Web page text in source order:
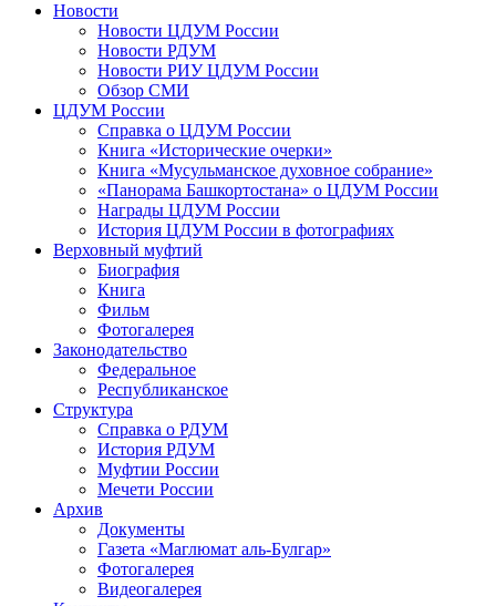
Новости
Новости ЦДУМ России
Новости РДУМ
Новости РИУ ЦДУМ России
Обзор СМИ
ЦДУМ России
Справка о ЦДУМ России
Книга «Исторические очерки»
Книга «Мусульманское духовное собрание»
«Панорама Башкортостана» о ЦДУМ России
Награды ЦДУМ России
История ЦДУМ России в фотографиях
Верховный муфтий
Биография
Книга
Фильм
Фотогалерея
Законодательство
Федеральное
Республиканское
Структура
Справка о РДУМ
История РДУМ
Муфтии России
Мечети России
Архив
Документы
Газета «Маглюмат аль-Булгар»
Фотогалерея
Видеогалерея